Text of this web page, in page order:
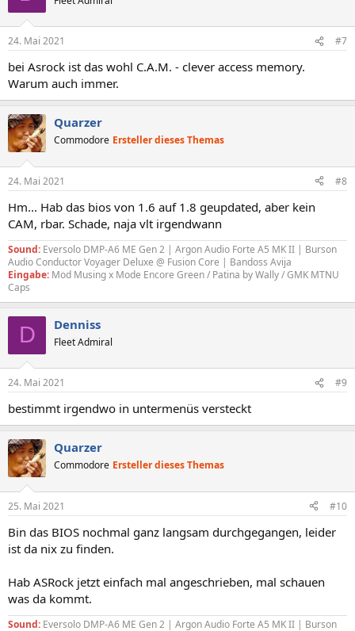
24. Mai 2021 #7
bei Asrock ist das wohl C.A.M. - clever access memory.
Warum auch immer.
Quarzer
Commodore Ersteller dieses Themas
24. Mai 2021 #8
Hm... Hab das bios von 1.6 auf 1.8 geupdated, aber kein
CAM, rbar. Schade, naja vlt irgendwann
Sound: Eversolo DMP-A6 ME Gen 2 | Argon Audio Forte A5 MK II | Burson
Audio Conductor Voyager Deluxe @ Fusion Core | Bandoss Avija
Eingabe: Mod Musing x Mode Encore Green / Patina by Wally / GMK MTNU
Caps
D Denniss
Fleet Admiral
24. Mai 2021 #9
bestimmt irgendwo in untermenüs versteckt
Quarzer
Commodore Ersteller dieses Themas
25. Mai 2021 #10
Bin das BIOS nochmal ganz langsam durchgegangen, leider
ist da nix zu finden.
Hab ASRock jetzt einfach mal angeschrieben, mal schauen
was da kommt.
Sound: Eversolo DMP-A6 ME Gen 2 | Argon Audio Forte A5 MK II | Burson